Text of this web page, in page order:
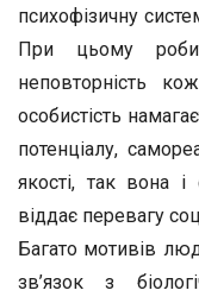
психофізичну
При цьому
неповторність
особистість
потенціалу,
якості, так вона
віддає перевагу
Багато мотивів
зв’язок з